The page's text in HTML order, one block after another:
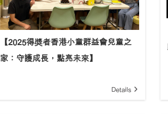
【2025得奬者香港小童群益會兒童之
家：守護成長，點亮未來】
Details